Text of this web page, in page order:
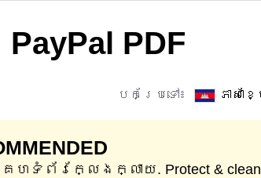
PDF
បកប្រែទៅ៖ ភាសាខ្
គេហទំព័រក្លែងក្លាយ. Protect & clean